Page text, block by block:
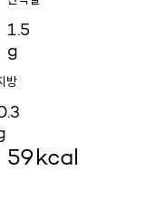
1.5
g
방
59kcal